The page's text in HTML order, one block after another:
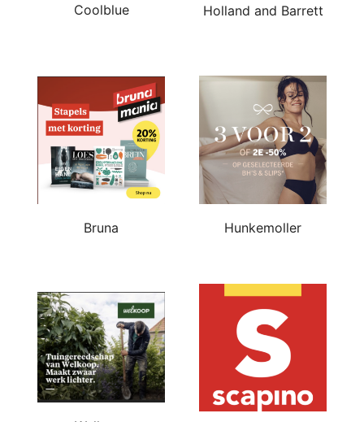
Coolblue Holland and Barrett
Bruna Hunkemoller